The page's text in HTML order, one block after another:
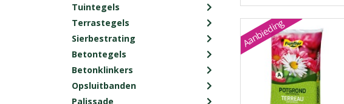
Tuintegels
Terrastegels
Sierbestrating
Betontegels
Betonklinkers
Opsluitbanden
Palissade
Aanbieding